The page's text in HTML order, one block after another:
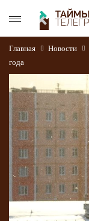
Главная Новости
года